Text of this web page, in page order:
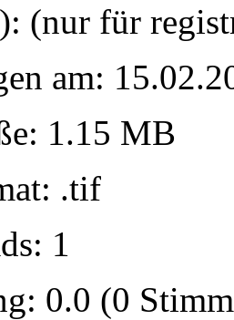
(nur für
am:
1.15 MB
.tif
1
0.0 (0